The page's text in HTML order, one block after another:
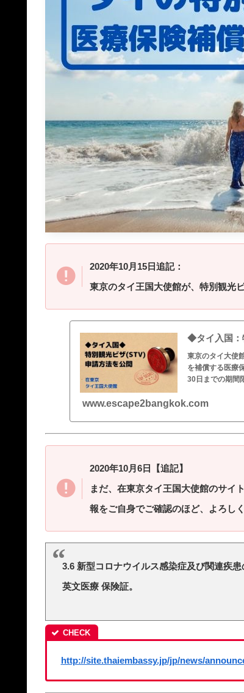
2020年10月15日追記：
東京のタイ王国大使館が、特別観光
◆タイ入国：
東京のタイ大使
を補償する医療
30日までの期間
www.escape2bangkok.com
2020年10月6日【追記】
まだ、在東京タイ王国大使館のサイ
報をご自身でご確認のほど、よろし
3.6 新型コロナウイルス感染症及び関連疾
英文医療 保険証。
http://site.thaiembassy.jp/jp/news/